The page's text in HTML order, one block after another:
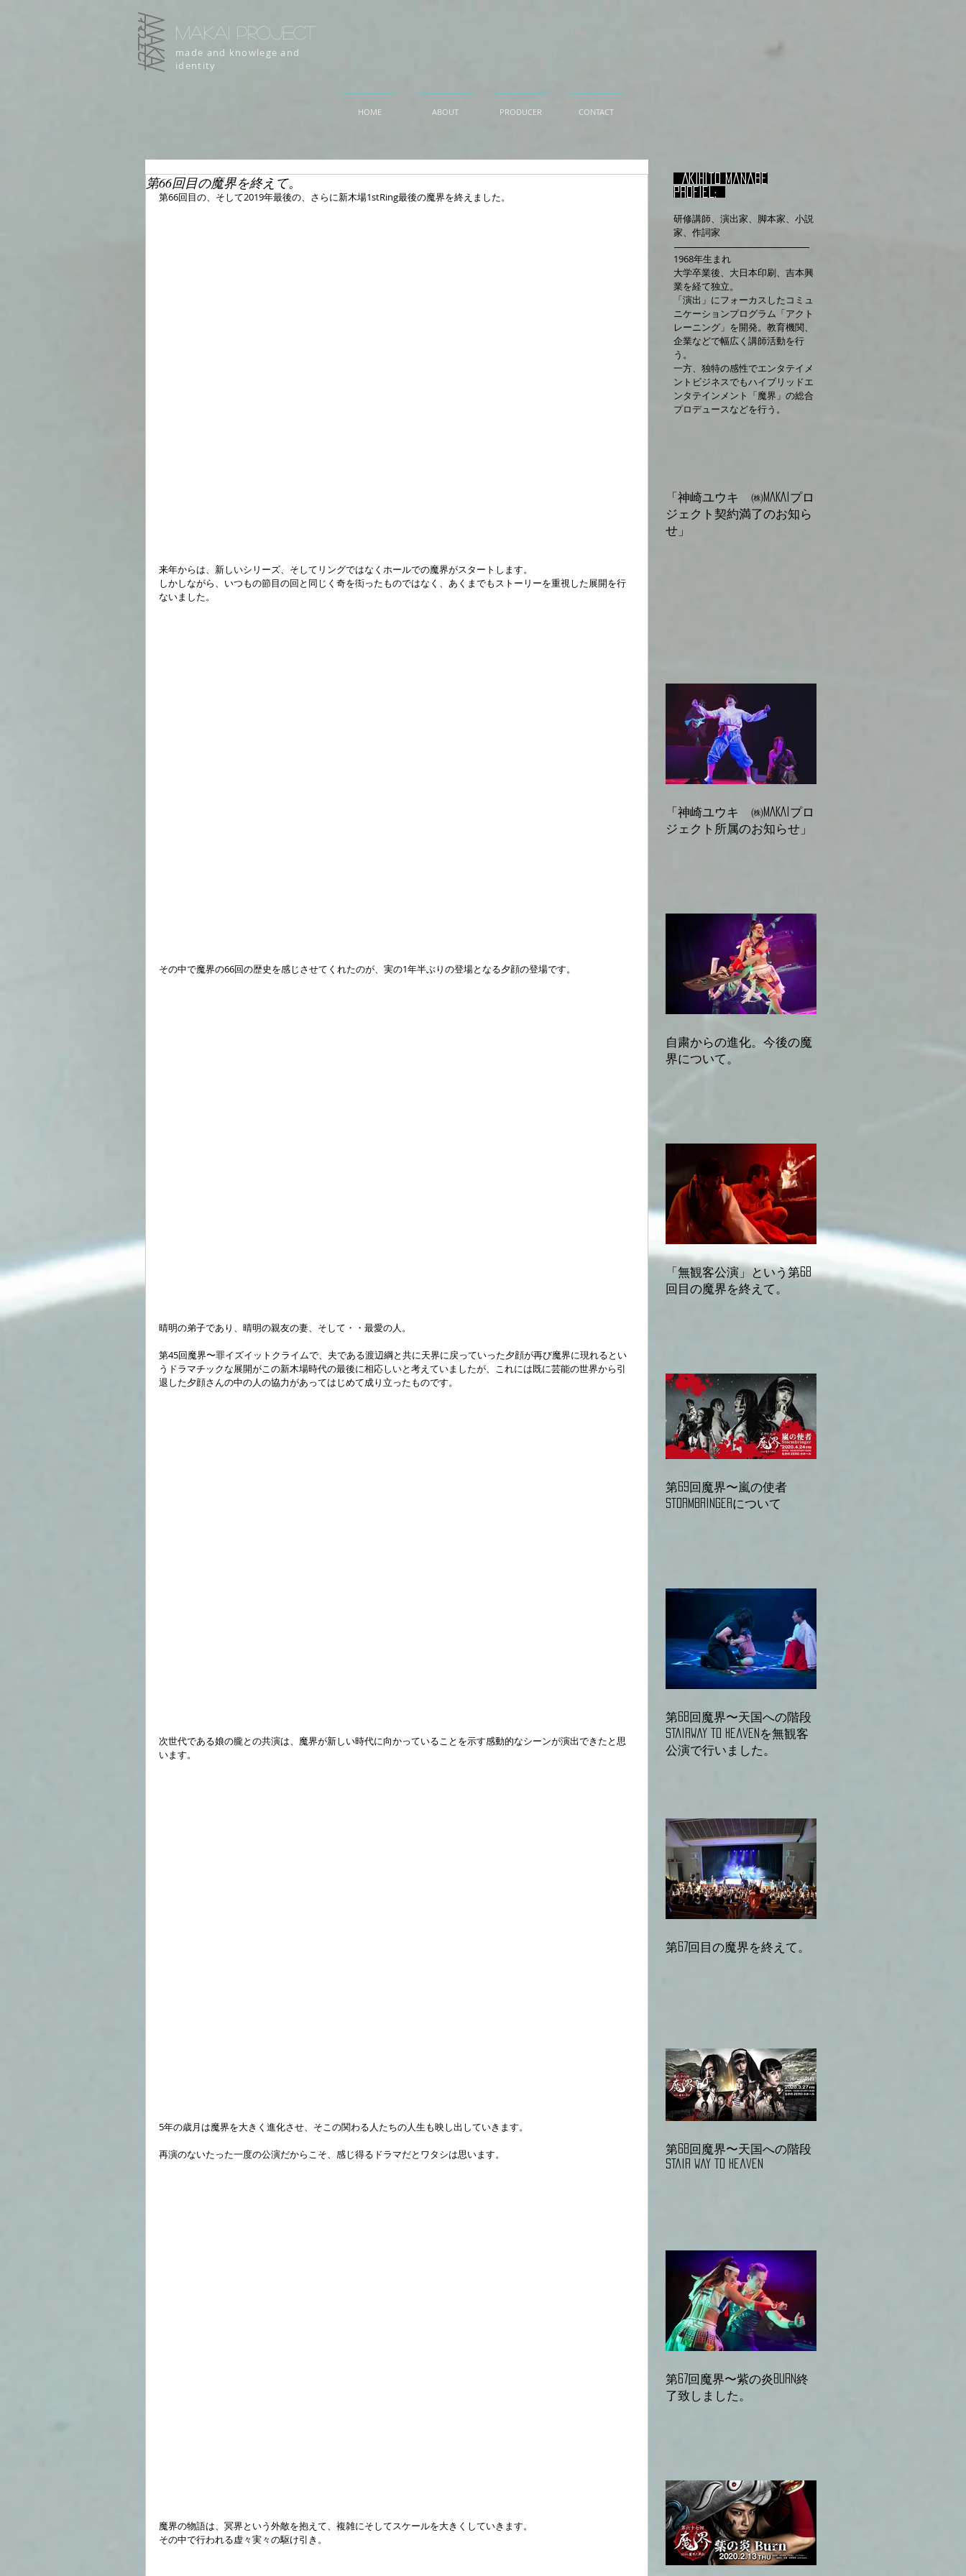
MAKAI PROJECT
made and knowlege and
identity
HOME ABOUT PRODUCER CONTACT
第66回目の魔界を終えて。
第66回目の、そして2019年最後の、さらに新木場1stRing最後の魔界を終えました。
来年からは、新しいシリーズ、そしてリングではなくホールでの魔界がスタートします。
しかしながら、いつもの節目の回と同じく奇を衒ったものではなく、あくまでもストーリーを重視した展開を行
ないました。
その中で魔界の66回の歴史を感じさせてくれたのが、実の1年半ぶりの登場となる夕顔の登場です。
晴明の弟子であり、晴明の親友の妻、そして・・最愛の人。
第45回魔界〜罪イズイットクライムで、夫である渡辺綱と共に天界に戻っていった夕顔が再び魔界に現れるとい
うドラマチックな展開がこの新木場時代の最後に相応しいと考えていましたが、これには既に芸能の世界から引
退した夕顔さんの中の人の協力があってはじめて成り立ったものです。
次世代である娘の朧との共演は、魔界が新しい時代に向かっていることを示す感動的なシーンが演出できたと思
います。
5年の歳月は魔界を大きく進化させ、そこの関わる人たちの人生も映し出していきます。
再演のないたった一度の公演だからこそ、感じ得るドラマだとワタシは思います。
魔界の物語は、冥界という外敵を抱えて、複雑にそしてスケールを大きくしていきます。
その中で行われる虚々実々の駆け引き。
Akihito manabe
profiel:
研修講師、演出家、脚本家、小説
家、作詞家
1968年生まれ
大学卒業後、大日本印刷、吉本興
業を経て独立。
「演出」にフォーカスしたコミュ
ニケーションプログラム「アクト
レーニング」を開発。教育機関、
企業などで幅広く講師活動を行
う。
​一方、独特の感性でエンタテイメ
ントビジネスでもハイブリッドエ
ンタテインメント「魔界」の総合
プロデュースなどを行う。
「神崎ユウキ ㈱MAKAIプロ
ジェクト契約満了のお知ら
せ」
「神崎ユウキ ㈱MAKAIプロ
ジェクト所属のお知らせ」
自粛からの進化。今後の魔
界について。
「無観客公演」という第68
回目の魔界を終えて。
第69回魔界〜嵐の使者
Stormbringerについて
第68回魔界〜天国への階段
Stairway to heavenを無観客
公演で行いました。
第67回目の魔界を終えて。
第68回魔界〜天国への階段
Stair way to heaven
第67回魔界〜紫の炎Burn終
了致しました。